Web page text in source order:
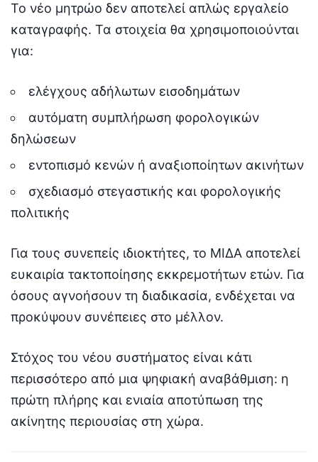
Το νέο μητρώο δεν αποτελεί απλώς εργαλείο
καταγραφής. Τα στοιχεία θα χρησιμοποιούνται
για:
ελέγχους αδήλωτων εισοδημάτων
αυτόματη συμπλήρωση φορολογικών
δηλώσεων
εντοπισμό κενών ή αναξιοποίητων ακινήτων
σχεδιασμό στεγαστικής και φορολογικής
πολιτικής
Για τους συνεπείς ιδιοκτήτες, το ΜΙΔΑ αποτελεί
ευκαιρία τακτοποίησης εκκρεμοτήτων ετών. Για
όσους αγνοήσουν τη διαδικασία, ενδέχεται να
προκύψουν συνέπειες στο μέλλον.
Στόχος του νέου συστήματος είναι κάτι
περισσότερο από μια ψηφιακή αναβάθμιση: η
πρώτη πλήρης και ενιαία αποτύπωση της
ακίνητης περιουσίας στη χώρα.